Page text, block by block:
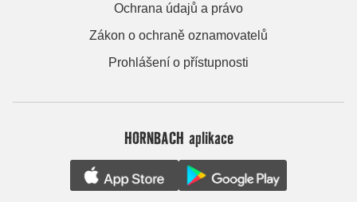
Ochrana údajů a právo
Zákon o ochraně oznamovatelů
Prohlášení o přístupnosti
HORNBACH aplikace